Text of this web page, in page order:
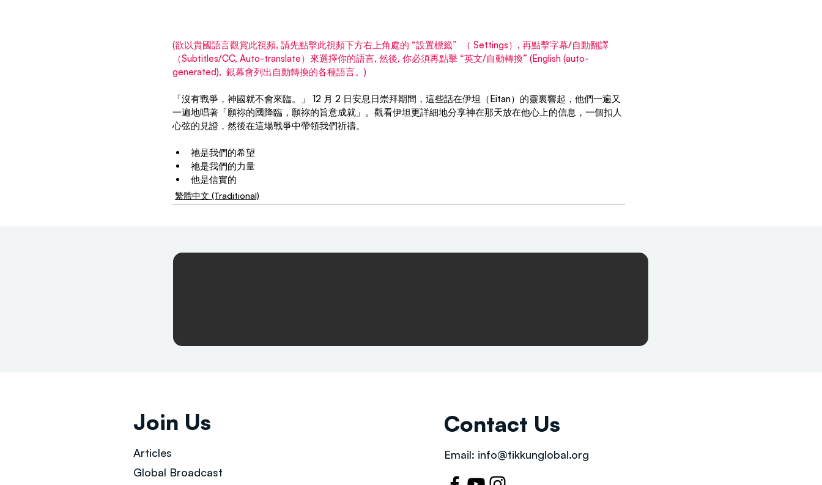
(欲以貴國語言觀賞此視頻, 請先點擊此視頻下方右上角處的 “設置標籤”  （ Settings）, 再點擊字幕/自動翻譯
（Subtitles/CC, Auto-translate）來選擇你的語言, 然後, 你必須再點擊 “英文/自動轉換” (English (auto-
generated),  銀幕會列出自動轉換的各種語言。)
「沒有戰爭，神國就不會來臨。」 12 月 2 日安息日崇拜期間，這些話在伊坦（Eitan）的靈裏響起，他們一遍又
一遍地唱著「願祢的國降臨，願祢的旨意成就」。觀看伊坦更詳細地分享神在那天放在他心上的信息，一個扣人
心弦的見證，然後在這場戰爭中帶領我們祈禱。
祂是我們的希望
祂是我們的力量
他是信實的
繁體中文 (Traditional)
Join Us
Articles
Global Broadcast
Contact Us
Email: info@tikkunglobal.org